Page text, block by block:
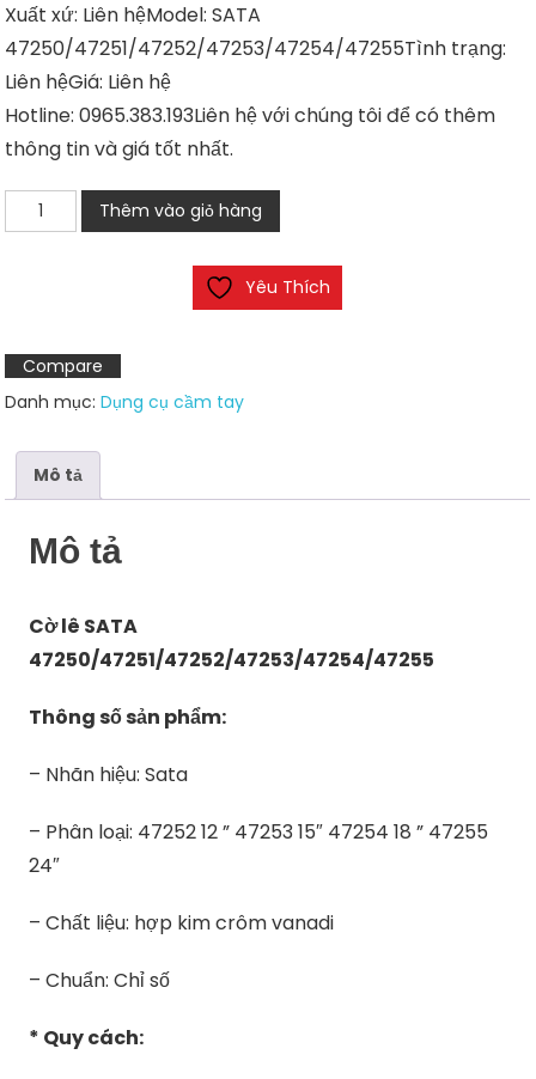
Xuất xứ: Liên hệModel: SATA
47250/47251/47252/47253/47254/47255Tình trạng:
Liên hệGiá: Liên hệ
Hotline: 0965.383.193Liên hệ với chúng tôi để có thêm
thông tin và giá tốt nhất.
lê
lượng
Thêm vào giỏ hàng
Yêu Thích
Compare
Danh mục:Dụng cụ cầm tay
Mô tả
Mô tả
Cờ lê SATA
47250/47251/47252/47253/47254/47255
Thông số sản phẩm:
– Nhãn hiệu: Sata
– Phân loại: 47252 12 ” 47253 15″ 47254 18 ” 47255
24″
– Chất liệu: hợp kim crôm vanadi
– Chuẩn: Chỉ số
* Quy cách: